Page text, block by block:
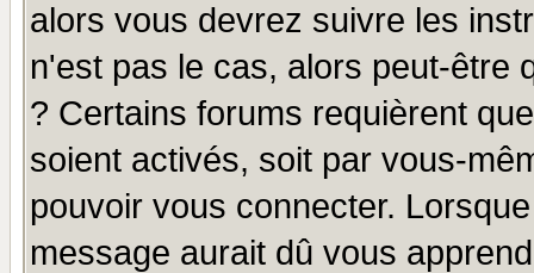
alors vous devrez suivre les
n'est pas le cas, alors peut-être
? Certains forums requièrent
soient activés, soit par vous-
pouvoir vous connecter.
message aurait dû vous